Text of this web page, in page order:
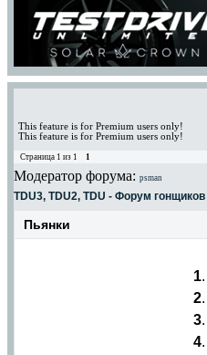
This feature is for Premium users only!
This feature is for Premium users only!
Страница 1 из 1 1
Модератор форума: psman
TDU3, TDU2, TDU - Форум гонщиков
Пьянки
1.
2.
3.
4.